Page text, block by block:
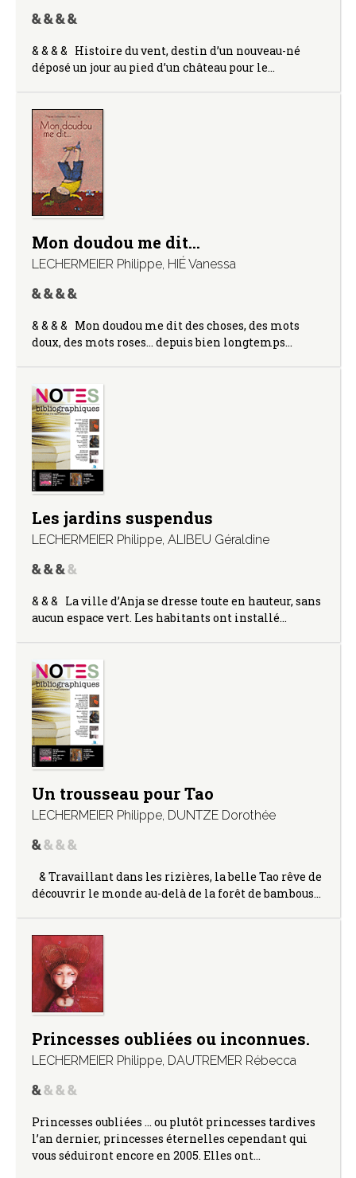
& & & & Histoire du vent, destin d’un nouveau-né
déposé un jour au pied d’un château pour le…
Mon doudou me dit…
LECHERMEIER Philippe, HIÉ Vanessa
& & & & Mon doudou me dit des choses, des mots
doux, des mots roses… depuis bien longtemps…
Les jardins suspendus
LECHERMEIER Philippe, ALIBEU Géraldine
& & & La ville d’Anja se dresse toute en hauteur, sans
aucun espace vert. Les habitants ont installé…
Un trousseau pour Tao
LECHERMEIER Philippe, DUNTZE Dorothée
& Travaillant dans les rizières, la belle Tao rêve de
découvrir le monde au-delà de la forêt de bambous…
Princesses oubliées ou inconnues.
LECHERMEIER Philippe, DAUTREMER Rébecca
Princesses oubliées … ou plutôt princesses tardives
l’an dernier, princesses éternelles cependant qui
vous séduiront encore en 2005. Elles ont…